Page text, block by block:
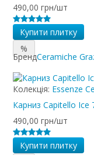
490,00 грн/шт
Купити плитку
%
БрендCeramiche
Колекція: Essenze
Карниз Capitello Ice
490,00 грн/шт
Купити плитку